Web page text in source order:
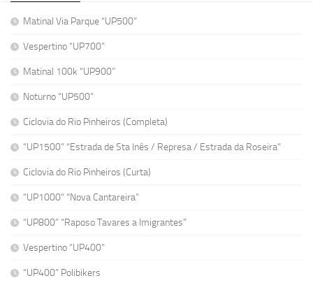
Matinal Via Parque “UP500”
Vespertino “UP700”
Matinal 100k “UP900”
Noturno “UP500”
Ciclovia do Rio Pinheiros (Completa)
“UP1500” “Estrada de Sta Inês / Represa / Estrada da Roseira”
Ciclovia do Rio Pinheiros (Curta)
“UP1000” “Nova Cantareira”
“UP800” “Raposo Tavares a Imigrantes”
Vespertino “UP400”
“UP400” Polibikers